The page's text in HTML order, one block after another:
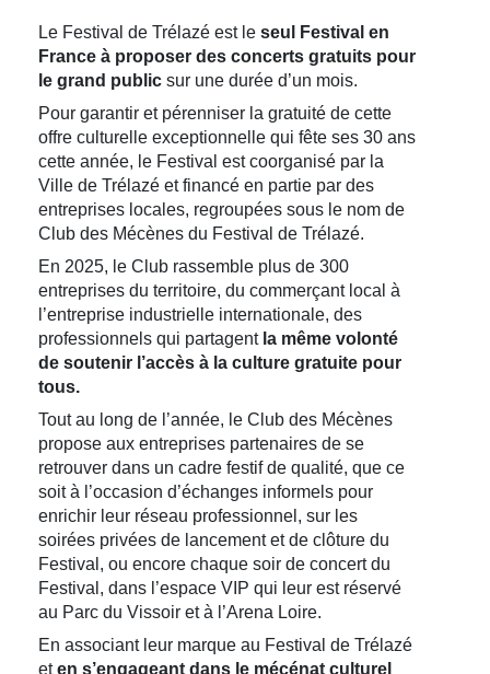
Le Festival de Trélazé est le seul Festival en
France à proposer des concerts gratuits pour
le grand public sur une durée d’un mois.
Pour garantir et pérenniser la gratuité de cette
offre culturelle exceptionnelle qui fête ses 30 ans
cette année, le Festival est coorganisé par la
Ville de Trélazé et financé en partie par des
entreprises locales, regroupées sous le nom de
Club des Mécènes du Festival de Trélazé.
En 2025, le Club rassemble plus de 300
entreprises du territoire, du commerçant local à
l’entreprise industrielle internationale, des
professionnels qui partagentla même volonté
de soutenir l’accès à la culture gratuite pour
tous.
Tout au long de l’année, le Club des Mécènes
propose aux entreprises partenaires de se
retrouver dans un cadre festif de qualité, que ce
soit à l’occasion d’échanges informels pour
enrichir leur réseau professionnel, sur les
soirées privées de lancement et de clôture du
Festival, ou encore chaque soir de concert du
Festival, dans l’espace VIP qui leur est réservé
au Parc du Vissoir et à l’Arena Loire.
En associant leur marque au Festival de Trélazé
eten s’engageant dans le mécénat culturel